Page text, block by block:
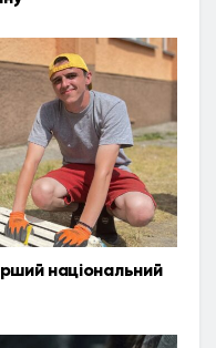
національний